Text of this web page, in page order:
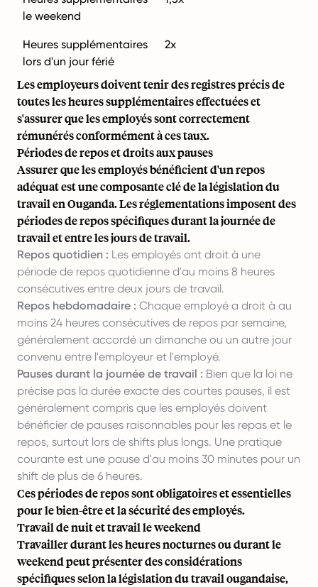
le weekend
Heures supplémentaires
lors d'un jour férié
2x
Les employeurs doivent tenir des registres précis de
toutes les heures supplémentaires effectuées et
s'assurer que les employés sont correctement
rémunérés conformément à ces taux.
Périodes de repos et droits aux pauses
Assurer que les employés bénéficient d'un repos
adéquat est une composante clé de la législation du
travail en Ouganda. Les réglementations imposent des
périodes de repos spécifiques durant la journée de
travail et entre les jours de travail.
Repos quotidien : Les employés ont droit à une
période de repos quotidienne d'au moins 8 heures
consécutives entre deux jours de travail.
Repos hebdomadaire : Chaque employé a droit à au
moins 24 heures consécutives de repos par semaine,
généralement accordé un dimanche ou un autre jour
convenu entre l'employeur et l'employé.
Pauses durant la journée de travail : Bien que la loi ne
précise pas la durée exacte des courtes pauses, il est
généralement compris que les employés doivent
bénéficier de pauses raisonnables pour les repas et le
repos, surtout lors de shifts plus longs. Une pratique
courante est une pause d'au moins 30 minutes pour un
shift de plus de 6 heures.
Ces périodes de repos sont obligatoires et essentielles
pour le bien-être et la sécurité des employés.
Travail de nuit et travail le weekend
Travailler durant les heures nocturnes ou durant le
weekend peut présenter des considérations
spécifiques selon la législation du travail ougandaise,